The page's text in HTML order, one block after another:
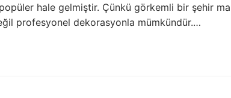
hale gelmiştir. Çünkü görkemli bir şehir
profesyonel dekorasyonla mümkündür.…